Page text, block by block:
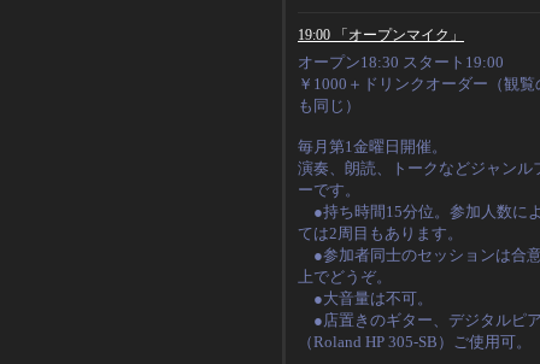
19:00 「オープンマイク」
オープン18:30 スタート19:00
￥1000＋ドリンクオーダー（観覧
も同じ）
毎月第1金曜日開催。
演奏、朗読、トークなどジャンル
ーです。
●持ち時間15分位。 参加人数に
ては2周目もあります。
●参加者同士のセッションは合
上でどうぞ。
●大音量は不可。
●店置きのギター、デジタルピ
（Roland HP 305-SB ）ご使用可。